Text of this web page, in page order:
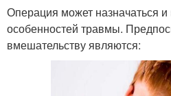
Операция может назначаться и
особенностей травмы.
вмешательству являются: